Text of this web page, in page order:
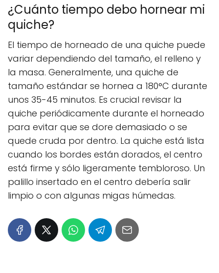
¿Cuánto tiempo debo hornear mi
quiche?
El tiempo de horneado de una quiche puede
variar dependiendo del tamaño, el relleno y
la masa. Generalmente, una quiche de
tamaño estándar se hornea a 180°C durante
unos 35-45 minutos. Es crucial revisar la
quiche periódicamente durante el horneado
para evitar que se dore demasiado o se
quede cruda por dentro. La quiche está lista
cuando los bordes están dorados, el centro
está firme y sólo ligeramente tembloroso. Un
palillo insertado en el centro debería salir
limpio o con algunas migas húmedas.